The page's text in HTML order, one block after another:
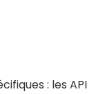
: les API